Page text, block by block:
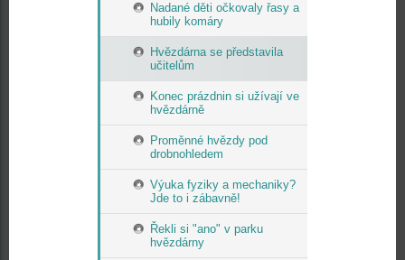
Nadané děti očkovaly řasy a
hubily komáry
Hvězdárna se představila
učitelům
Konec prázdnin si užívají ve
hvězdárně
Proměnné hvězdy pod
drobnohledem
Výuka fyziky a mechaniky?
Jde to i zábavně!
Řekli si "ano" v parku
hvězdárny